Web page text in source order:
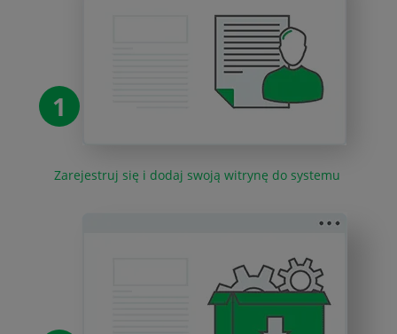
1
Zarejestruj się i dodaj swoją witrynę do systemu